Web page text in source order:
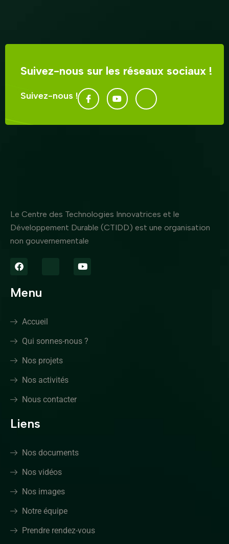
Suivez-nous sur les réseaux sociaux !
Suivez-nous !
Le Centre des Technologies Innovatrices et le
Développement Durable (CTIDD) est une organisation
non gouvernementale
Menu
Accueil
Qui sonnes-nous ?
Nos projets
Nos activités
Nous contacter
Liens
Nos documents
Nos vidéos
Nos images
Notre équipe
Prendre rendez-vous